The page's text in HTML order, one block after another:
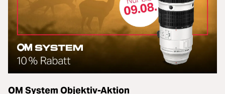
OM System Objektiv-Aktion